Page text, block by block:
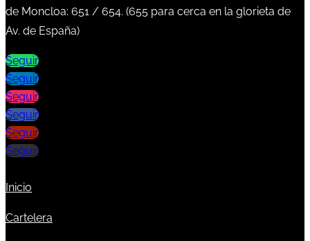
de Moncloa: 651 / 654. (655 para cerca en la glorieta de
Av. de España)
Seguir
Seguir
Seguir
Seguir
Seguir
Seguir
Inicio
Cartelera